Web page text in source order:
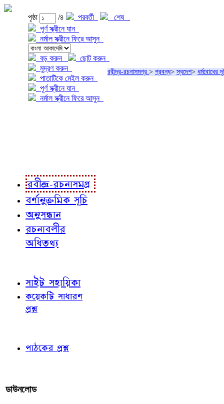
পৃষ্ঠা /৪ পরবর্তী
শেষ
পূর্ণ স্ক্রীনে যান
নর্মাল স্ক্রীনে ফিরে আসুন
বড় করুন
ছোট করুন
মুদ্রণ করুন
পাতাটিকে মেইল করুন
পূর্ণ স্ক্রীনে যান
নর্মাল স্ক্রীনে ফিরে আসুন
রবীন্দ্র-রচনাসমগ্র > প্রবন্ধ>স্বদেশ> ধর্মবোধের
রবীন্দ্র-রচনাসমগ্র
বর্ণানুক্রমিক সূচি
অনুসন্ধান
রচনাবলীর
অধিতথ্য
সাইট সহায়িকা
কয়েকটি সাধারণ
প্রশ্ন
পাঠকের প্রশ্ন
ডাউনলোড